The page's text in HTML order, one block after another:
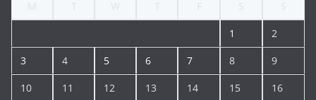
1 2
3 4 5 6 7 8 9
10 11 12 13 14 15 16